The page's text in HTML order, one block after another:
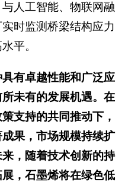
人工智能、物联网融
时监测桥梁结构应力
平。
有卓越性能和广泛应
未有的发展机遇。在
支持的共同推动下，
果，市场规模持续扩
，随着技术创新的持
，石墨烯将在绿色低